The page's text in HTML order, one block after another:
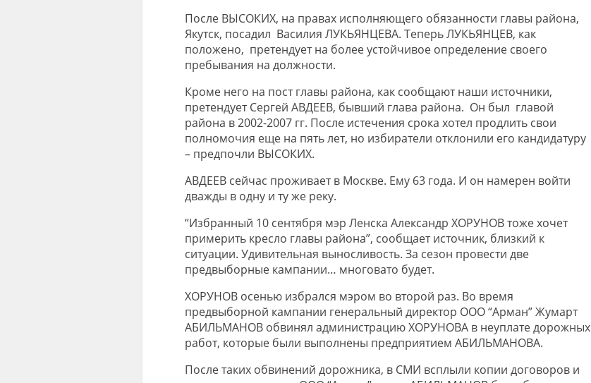
После ВЫСОКИХ, на правах исполняющего обязанности главы района,
Якутск, посадил Василия ЛУКЬЯНЦЕВА. Теперь ЛУКЬЯНЦЕВ, как
положено, претендует на более устойчивое определение своего
пребывания на должности.
Кроме него на пост главы района, как сообщают наши источники,
претендует Сергей АВДЕЕВ, бывший глава района. Он был главой
района в 2002-2007 гг. После истечения срока хотел продлить свои
полномочия еще на пять лет, но избиратели отклонили его кандидатуру
– предпочли ВЫСОКИХ.
АВДЕЕВ сейчас проживает в Москве. Ему 63 года. И он намерен войти
дважды в одну и ту же реку.
“Избранный 10 сентября мэр Ленска Александр ХОРУНОВ тоже хочет
примерить кресло главы района”, сообщает источник, близкий к
ситуации. Удивительная выносливость. За сезон провести две
предвыборные кампании… многовато будет.
ХОРУНОВ осенью избрался мэром во второй раз. Во время
предвыборной кампании генеральный директор ООО “Арман” Жумарт
АБИЛЬМАНОВ обвинял администрацию ХОРУНОВА в неуплате дорожных
работ, которые были выполнены предприятием АБИЛЬМАНОВА.
После таких обвинений дорожника, в СМИ всплыли копии договоров и